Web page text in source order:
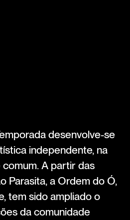
desenvolve-se
independente, na
A partir das
Parasita, a Ordem do Ó,
tem sido ampliado o
da comunidade